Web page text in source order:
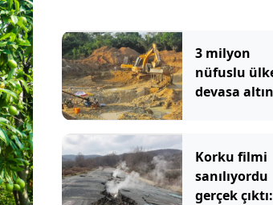
3 milyon
nüfuslu
devasa altın
kaderi değişti
Korku filmi
sanılıyordu
gerçek